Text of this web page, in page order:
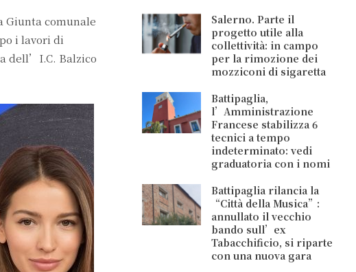
Giunta comunale
i lavori di
dell’I.C. Balzico
Salerno. Parte il
progetto utile alla
collettività: in campo
per la rimozione dei
mozziconi di sigaretta
Battipaglia,
l’Amministrazione
Francese stabilizza 6
tecnici a tempo
indeterminato: vedi
graduatoria con i nomi
Battipaglia rilancia la
“Città della Musica”:
annullato il vecchio
bando sull’ex
Tabacchificio, si riparte
con una nuova gara